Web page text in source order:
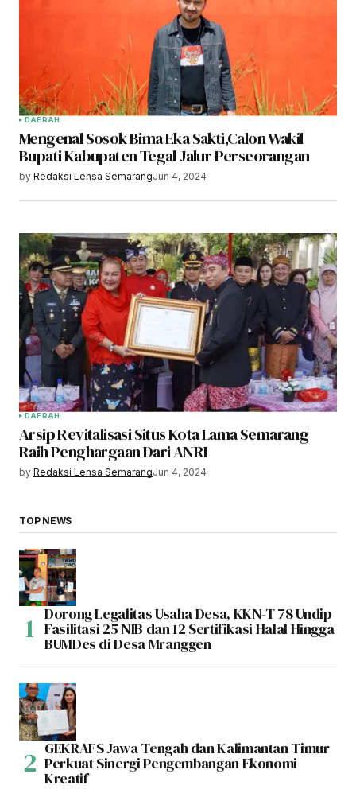
DAERAH
Mengenal Sosok Bima Eka Sakti,Calon Wakil
Bupati Kabupaten Tegal Jalur Perseorangan
by Redaksi Lensa SemarangJun 4, 2024
DAERAH
Arsip Revitalisasi Situs Kota Lama Semarang
Raih Penghargaan Dari ANRI
by Redaksi Lensa SemarangJun 4, 2024
TOP NEWS
Dorong Legalitas Usaha Desa, KKN-T 78 Undip
Fasilitasi 25 NIB dan 12 Sertifikasi Halal Hingga
BUMDes di Desa Mranggen
GEKRAFS Jawa Tengah dan Kalimantan Timur
Perkuat Sinergi Pengembangan Ekonomi
Kreatif